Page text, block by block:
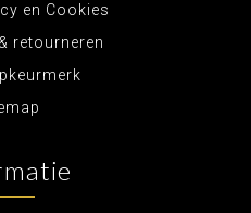
en Cookies
retourneren